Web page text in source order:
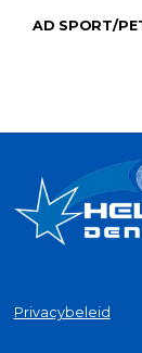
AD SPORT/
Privacybeleid